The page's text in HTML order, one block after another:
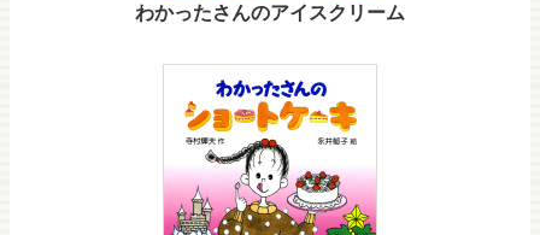
わかったさんのアイスクリーム